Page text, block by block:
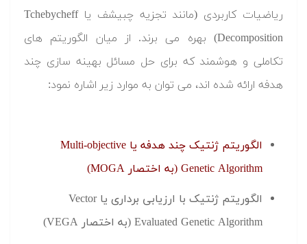
ریاضیات کاربردی (مانند تجزیه چبیشف یا Tchebycheff
Decomposition) بهره می برند. از میان الگوریتم های
تکاملی و هوشمند که برای حل مسائل بهینه سازی چند
هدفه ارائه شده اند، می توان به موارد زیر اشاره نمود:
الگوریتم ژنتیک چند هدفه یا Multi-objective
Genetic Algorithm (به اختصار MOGA)
الگوریتم ژنتیک با ارزیابی برداری یا Vector
Evaluated Genetic Algorithm (به اختصار VEGA)